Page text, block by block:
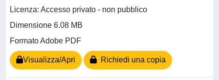
Licenza: Accesso privato - non pubblico
Dimensione 6.08 MB
Formato Adobe PDF
Visualizza/Apri Richiedi una copia